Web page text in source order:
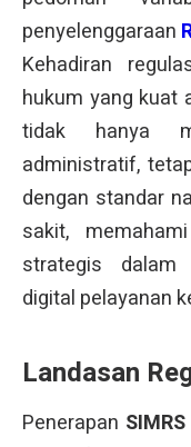
penyelenggaraan
Kehadiran
hukum yang kuat
tidak hanya
administratif,
dengan standar
sakit,
strategis dalam
digital pelayanan
Landasan
Penerapan